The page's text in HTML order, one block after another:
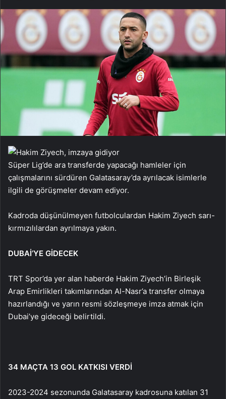
Süper Lig’de ara transferde yapacağı hamleler için
çalışmalarını sürdüren Galatasaray’da ayrılacak isimlerle
ilgili de görüşmeler devam ediyor.
Kadroda düşünülmeyen futbolculardan Hakim Ziyech sarı-
kırmızılılardan ayrılmaya yakın.
DUBAİ’YE GİDECEK
TRT Spor’da yer alan haberde Hakim Ziyech’in Birleşik
Arap Emirlikleri takımlarından Al-Nasr’a transfer olmaya
hazırlandığı ve yarın resmi sözleşmeye imza atmak için
Dubai’ye gideceği belirtildi.
34 MAÇTA 13 GOL KATKISI VERDİ
2023-2024 sezonunda Galatasaray kadrosuna katılan 31